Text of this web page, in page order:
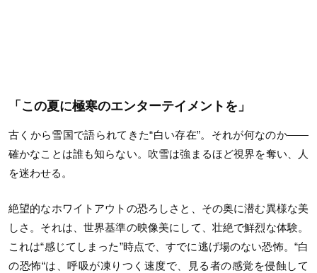
「この夏に極寒のエンターテイメントを」
古くから雪国で語られてきた“白い存在”。それが何なのか——
確かなことは誰も知らない。吹雪は強まるほど視界を奪い、人
を迷わせる。
絶望的なホワイトアウトの恐ろしさと、その奥に潜む異様な美
しさ。それは、世界基準の映像美にして、壮絶で鮮烈な体験。
これは“感じてしまった”時点で、すでに逃げ場のない恐怖。“白
の恐怖“は、呼吸が凍りつく速度で、見る者の感覚を侵蝕して